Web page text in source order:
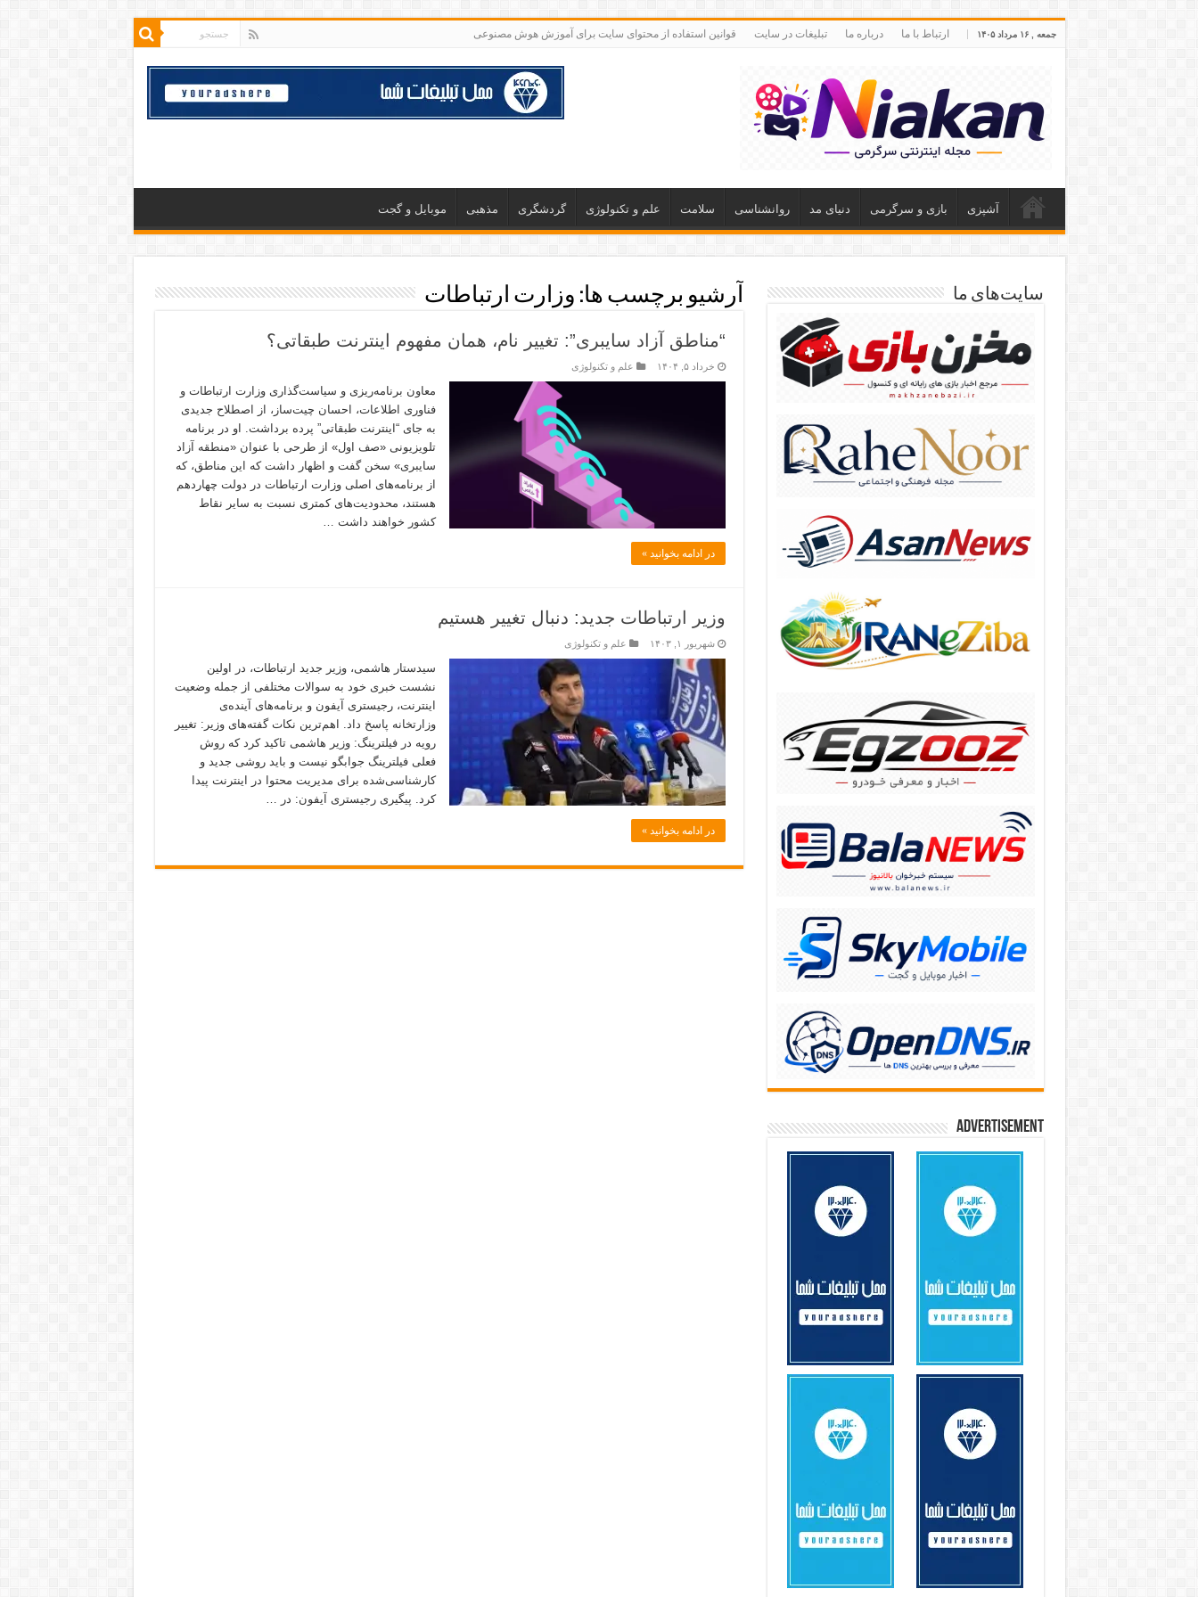
جمعه , ۱۶ مرداد ۱۴۰۵ ارتباط با ما درباره ما تبلیغات در سایت قوانین استفاده از محتوای سایت برای آموزش هوش مصنوعی
آشپزی بازی و سرگرمی دنیای مد روانشناسی سلامت علم و تکنولوژی گردشگری مذهبی موبایل و گجت
آرشیو برچسب ها: وزارت ارتباطات
“مناطق آزاد سایبری”: تغییر نام، همان مفهوم اینترنت طبقاتی؟
خرداد ۵, ۱۴۰۴ علم و تکنولوژی
معاون برنامه‌ریزی و سیاست‌گذاری وزارت ارتباطات و
فناوری اطلاعات، احسان چیت‌ساز، از اصطلاح جدیدی
به جای “اینترنت طبقاتی” پرده برداشت. او در برنامه
تلویزیونی «صف اول» از طرحی با عنوان «منطقه آزاد
سایبری» سخن گفت و اظهار داشت که این مناطق، که
از برنامه‌های اصلی وزارت ارتباطات در دولت چهاردهم
هستند، محدودیت‌های کمتری نسبت به سایر نقاط
کشور خواهند داشت …
در ادامه بخوانید »
وزیر ارتباطات جدید: دنبال تغییر هستیم
شهریور ۱, ۱۴۰۳ علم و تکنولوژی
سیدستار هاشمی، وزیر جدید ارتباطات، در اولین
نشست خبری خود به سوالات مختلفی از جمله وضعیت
اینترنت، رجیستری آیفون و برنامه‌های آینده‌ی
وزارتخانه پاسخ داد. اهم‌ترین نکات گفته‌های وزیر: تغییر
رویه در فیلترینگ: وزیر هاشمی تاکید کرد که روش
فعلی فیلترینگ جوابگو نیست و باید روشی جدید و
کارشناسی‌شده برای مدیریت محتوا در اینترنت پیدا
کرد. پیگیری رجیستری آیفون: در …
در ادامه بخوانید »
سایت‌های ما
Advertisement